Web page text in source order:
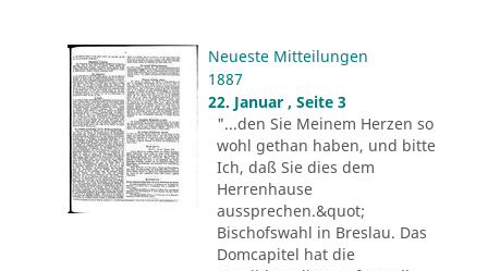
Neueste Mitteilungen
1887
22. Januar , Seite 3
"...den Sie Meinem Herzen so
wohl gethan haben, und bitte
Ich, daß Sie dies dem
Herrenhause
aussprechen.&quot;
Bischofswahl in Breslau. Das
Domcapitel hat die